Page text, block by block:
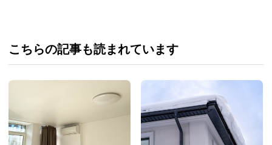
こちらの記事も読まれています